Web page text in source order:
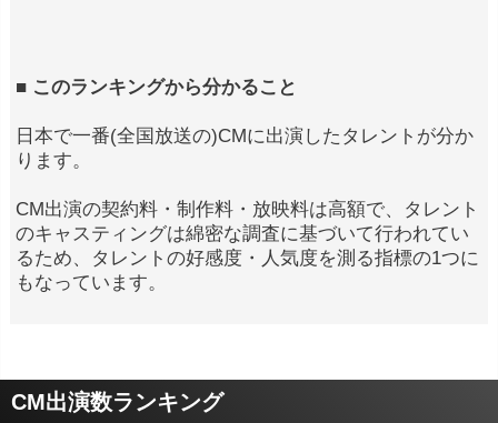
■ このランキングから分かること
日本で一番(全国放送の)CMに出演したタレントが分か
ります。
CM出演の契約料・制作料・放映料は高額で、タレント
のキャスティングは綿密な調査に基づいて行われてい
るため、タレントの好感度・人気度を測る指標の1つに
もなっています。
CM出演数ランキング